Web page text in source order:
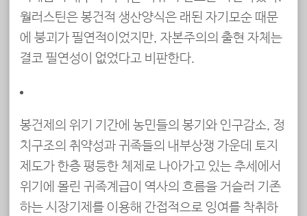
월러스틴은 봉건적 생산양식은 래된 자기모순 때문
에 붕괴가 필연적이었지만, 자본주의의 출현 자체는
결코 필연성이 없었다고 비판한다.
봉건제의 위기 기간에 농민들의 봉기와 인구감소, 정
치구조의 취약성과 귀족들의 내부상쟁 가운데 토지
제도가 한층 평등한 체제로 나아가고 있는 추세에서
위기에 몰린 귀족계급이 역사의 흐름을 거슬러 기존
하는 시장기제를 이용해 간접적으로 잉여를 착취하